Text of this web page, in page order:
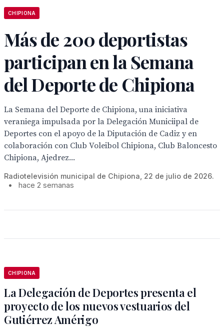
CHIPIONA
Más de 200 deportistas
participan en la Semana
del Deporte de Chipiona
La Semana del Deporte de Chipiona, una iniciativa
veraniega impulsada por la Delegación Municiipal de
Deportes con el apoyo de la Diputación de Cadiz y en
colaboración con Club Voleibol Chipiona, Club Baloncesto
Chipiona, Ajedrez...
Radiotelevisión municipal de Chipiona, 22 de julio de 2026.
•
hace 2 semanas
CHIPIONA
La Delegación de Deportes presenta el
proyecto de los nuevos vestuarios del
Gutiérrez Amérigo